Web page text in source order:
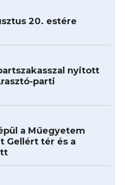
20. estére
nyitott
parti
a Műegyetem
Gellért tér és a